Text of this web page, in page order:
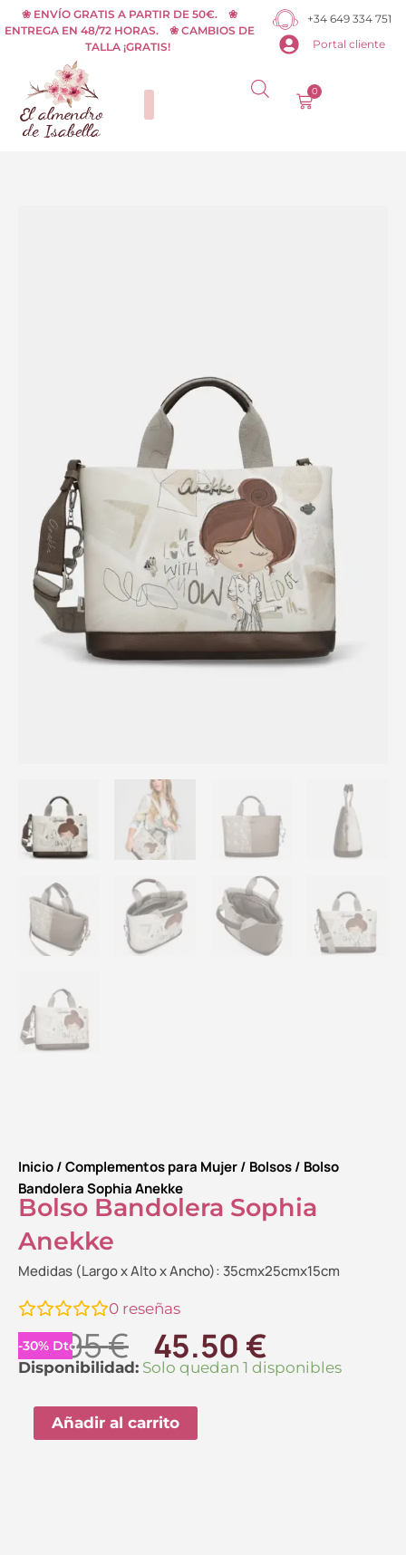
al
contenido
❀ ENVÍO GRATIS A PARTIR DE 50€. ❀
ENTREGA EN 48/72 HORAS. ❀ CAMBIOS DE
TALLA ¡GRATIS!
+34 649 334 751
Portal cliente
0
Carrito
Inicio/Complementos para Mujer/ Bolsos/ Bolso
Bandolera Sophia Anekke
Bolso Bandolera Sophia
Anekke
Medidas (Largo x Alto x Ancho): 35cmx25cmx15cm
0 reseñas
-30% Dto.
64.95€ El
precio
original
era:
45.50 €El
precio
Disponibilidad: Solo quedan 1 disponibles
Bolso
Sophia
Anekke
Añadir al carrito